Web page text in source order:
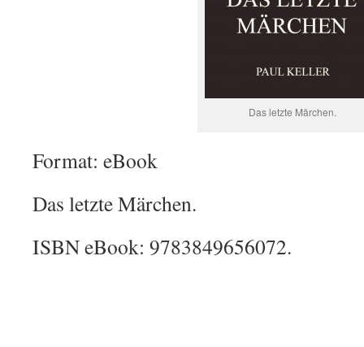
Das letzte Märchen.
Format: eBook
Das letzte Märchen.
ISBN eBook: 9783849656072.